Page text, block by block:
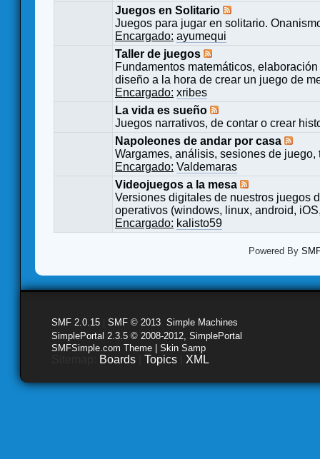
Juegos en Solitario
Juegos para jugar en solitario.
Encargado: ayumequi
Taller de juegos
Fundamentos matemáticos,
diseño a la hora de crear un juego de
Encargado: xribes
La vida es sueño
Juegos narrativos, de contar o crear
Napoleones de andar por casa
Wargames, análisis, sesiones de
Encargado: Valdemaras
Videojuegos a la mesa
Versiones digitales de nuestros juegos
operativos (windows, linux, android,
Encargado: kalisto59
Powered By
SMF 2.0.15 SMF © 2013 Simple Machines
SimplePortal 2.3.5 © 2008-2012, SimplePortal
SMFSimple.com Theme | Skin Samp
Boards Topics XML